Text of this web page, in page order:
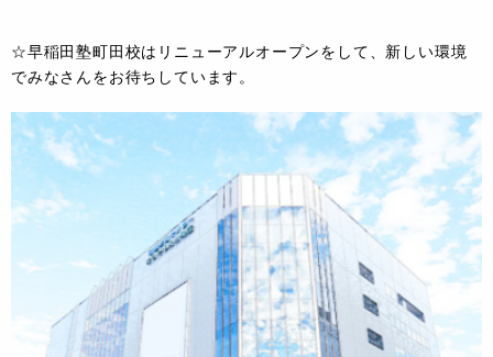
☆早稲田塾町田校はリニューアルオープンをして、新しい環境
でみなさんをお待ちしています。